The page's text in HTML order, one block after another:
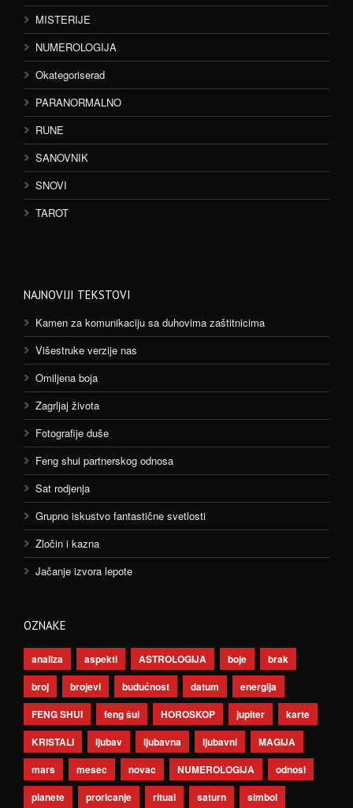
MISTERIJE
NUMEROLOGIJA
Okategoriserad
PARANORMALNO
RUNE
SANOVNIK
SNOVI
TAROT
NAJNOVIJI TEKSTOVI
Kamen za komunikaciju sa duhovima zaštitnicima
Višestruke verzije nas
Omiljena boja
Zagrljaj života
Fotografije duše
Feng shui partnerskog odnosa
Sat rodjenja
Grupno iskustvo fantastične svetlosti
Zločin i kazna
Jačanje izvora lepote
OZNAKE
analiza aspekti ASTROLOGIJA boje
brak
broj
brojevi budućnost datum
energija
FENG SHUI
feng šui HOROSKOP jupiter
karte
KRISTALI
ljubav ljubavna ljubavni
MAGIJA
mars
mesec novac NUMEROLOGIJA
odnosi
planete
proricanje ritual saturn simbol